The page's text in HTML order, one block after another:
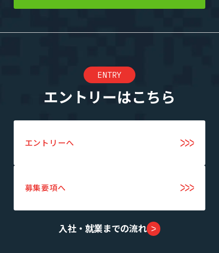
河井智也note (社長ブログ)
自主的20%るぅる (社員ブログ)
技術ブログ
Fairgrit(フェアグリット)
ENTRY
エントリーはこちら
エントリーへ
募集要項へ
入社・就業までの流れ